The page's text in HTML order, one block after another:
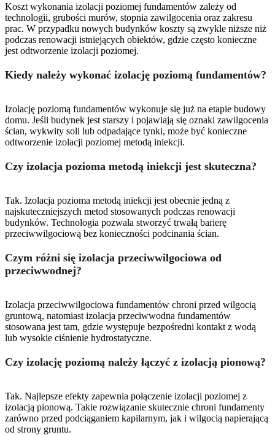
Koszt wykonania izolacji poziomej fundamentów zależy od
technologii, grubości murów, stopnia zawilgocenia oraz zakresu
prac. W przypadku nowych budynków koszty są zwykle niższe niż
podczas renowacji istniejących obiektów, gdzie często konieczne
jest odtworzenie izolacji poziomej.
Kiedy należy wykonać izolację poziomą fundamentów?
Izolację poziomą fundamentów wykonuje się już na etapie budowy
domu. Jeśli budynek jest starszy i pojawiają się oznaki zawilgocenia
ścian, wykwity soli lub odpadające tynki, może być konieczne
odtworzenie izolacji poziomej metodą iniekcji.
Czy izolacja pozioma metodą iniekcji jest skuteczna?
Tak. Izolacja pozioma metodą iniekcji jest obecnie jedną z
najskuteczniejszych metod stosowanych podczas renowacji
budynków. Technologia pozwala stworzyć trwałą barierę
przeciwwilgociową bez konieczności podcinania ścian.
Czym różni się izolacja przeciwwilgociowa od
przeciwwodnej?
Izolacja przeciwwilgociowa fundamentów chroni przed wilgocią
gruntową, natomiast izolacja przeciwwodna fundamentów
stosowana jest tam, gdzie występuje bezpośredni kontakt z wodą
lub wysokie ciśnienie hydrostatyczne.
Czy izolację poziomą należy łączyć z izolacją pionową?
Tak. Najlepsze efekty zapewnia połączenie izolacji poziomej z
izolacją pionową. Takie rozwiązanie skutecznie chroni fundamenty
zarówno przed podciąganiem kapilarnym, jak i wilgocią napierającą
od strony gruntu.